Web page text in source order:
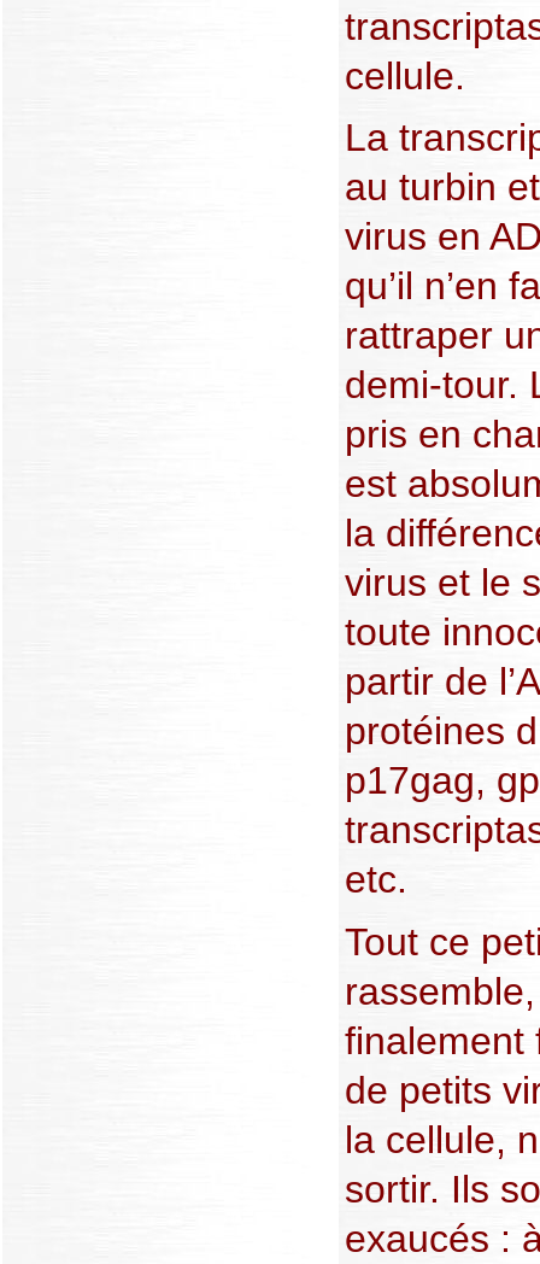
cellule.
La
au turbin
virus en
qu’il n’en
rattraper
demi-tour.
pris en
est
la
virus et le
toute
partir de
protéines
p17gag,
etc.
Tout ce
finalement
de petits
la cellule,
sortir. Ils
exaucés :